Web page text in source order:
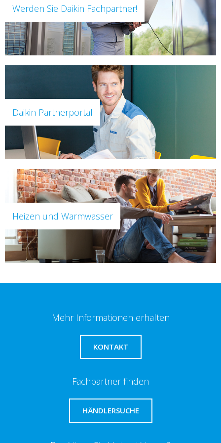
Werden Sie Daikin Fachpartner!
Daikin Partnerportal
Heizen und Warmwasser
Mehr Informationen erhalten
KONTAKT
Fachpartner finden
HÄNDLERSUCHE